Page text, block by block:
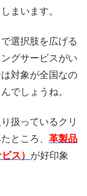
まいます。
で選択肢を広げる
グサービスがい
対象が全国なの
でしょうね。
扱っているクリ
ところ、 革製品
ス） が好印象